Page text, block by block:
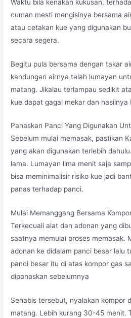
Waktu bila kenakan kukusan,
cuman mesti mengisinya bersama
atau cetakan kue yang digunakan
secara segera.
Begitu pula bersama dengan takar
kandungan airnya telah lumayan
matang. Jikalau terlampau sedikit
kue dapat gagal mekar dan hasilnya
Panaskan Panci Yang Digunakan
Sebelum mulai memasak, pastikan
yang akan digunakan terlebih
lama. Lumayan lima menit saja
bisa meminimalisir risiko kue jadi
panas terhadap panci.
Mulai Memanggang Bersama
Terkecuali alat dan adonan yang
saatnya memulai proses memasak.
adonan ke didalam panci besar lalu
panci besar itu di atas kompor gas
dipanaskan sebelumnya
Sehabis tersebut, nyalakan kompor
matang. Lebih kurang 30-45 menit.